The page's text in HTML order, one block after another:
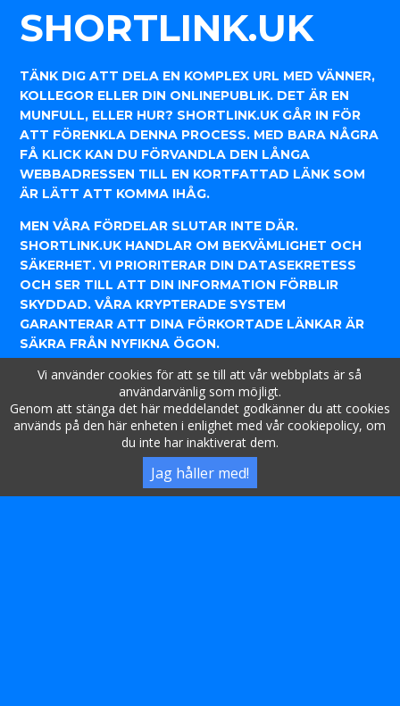
SHORTLINK.UK
TÄNK DIG ATT DELA EN KOMPLEX URL MED VÄNNER,
KOLLEGOR ELLER DIN ONLINEPUBLIK. DET ÄR EN
MUNFULL, ELLER HUR? SHORTLINK.UK GÅR IN FÖR
ATT FÖRENKLA DENNA PROCESS. MED BARA NÅGRA
FÅ KLICK KAN DU FÖRVANDLA DEN LÅNGA
WEBBADRESSEN TILL EN KORTFATTAD LÄNK SOM
ÄR LÄTT ATT KOMMA IHÅG.
MEN VÅRA FÖRDELAR SLUTAR INTE DÄR.
SHORTLINK.UK HANDLAR OM BEKVÄMLIGHET OCH
SÄKERHET. VI PRIORITERAR DIN DATASEKRETESS
OCH SER TILL ATT DIN INFORMATION FÖRBLIR
SKYDDAD. VÅRA KRYPTERADE SYSTEM
GARANTERAR ATT DINA FÖRKORTADE LÄNKAR ÄR
SÄKRA FRÅN NYFIKNA ÖGON.
DESSUTOM ERBJUDER VÅR TJÄNST INSIKTSFULLA
SPÅRNINGSFUNKTIONER. HAR DU NÅGONSIN
UNDRAT HUR MÅNGA SOM KLICKADE PÅ DIN
DELADE LÄNK? SHORTLINK.UK TILLHANDAHÅLLER
ANALYSER FÖR ATT GE DIG EN TYDLIG BILD AV DIN
LÄNKS PRESTANDA. DET HANDLAR INTE BARA OM
FÖRKORTNING; DET HANDLAR OM ATT FÖRSTÅ HUR
Vi använder cookies för att se till att vår webbplats är så
användarvänlig som möjligt.
Genom att stänga det här meddelandet godkänner du att cookies
används på den här enheten i enlighet med vår cookiepolicy, om
du inte har inaktiverat dem.
Jag håller med!